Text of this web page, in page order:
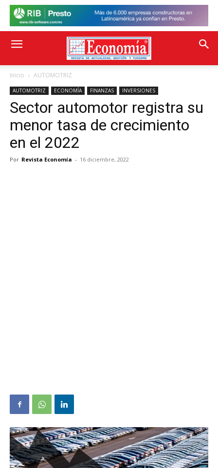
Inicio AUTOMOTRIZ
AUTOMOTRIZ ECONOMÍA FINANZAS INVERSIONES
Sector automotor registra su
menor tasa de crecimiento
en el 2022
Por Revista Economía - 16 diciembre, 2022